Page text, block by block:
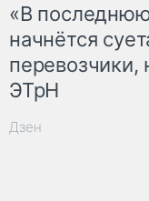
«В
начнётся
перевозчики,
ЭТрН
Дзен